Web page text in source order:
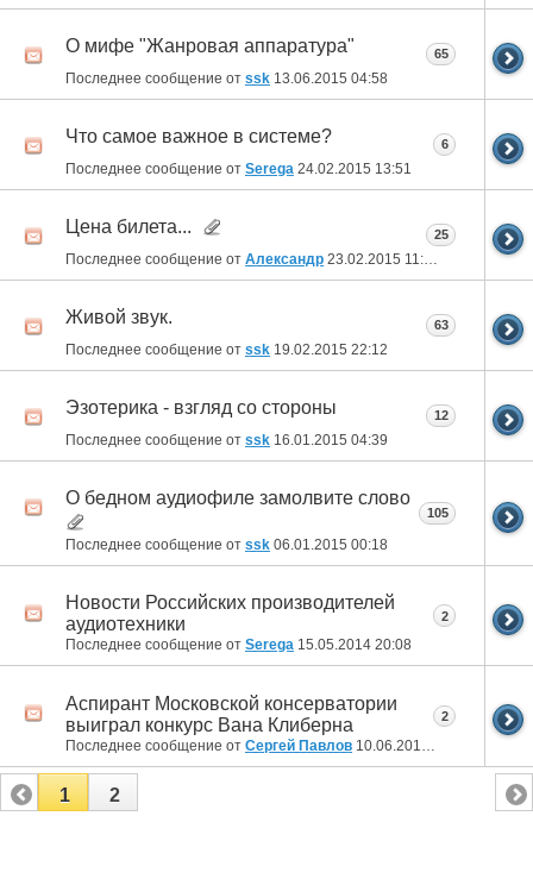
О мифе "Жанровая аппаратура"
Последнее сообщение от ssk 13.06.2015 04:58
65
Что самое важное в системе?
Последнее сообщение от Serega 24.02.2015 13:51
6
Цена билета...
Последнее сообщение от Александр 23.02.2015 11:22
25
Живой звук.
Последнее сообщение от ssk 19.02.2015 22:12
63
Эзотерика - взгляд со стороны
Последнее сообщение от ssk 16.01.2015 04:39
12
О бедном аудиофиле замолвите слово
Последнее сообщение от ssk 06.01.2015 00:18
105
Новости Российских производителей
аудиотехники
Последнее сообщение от Serega 15.05.2014 20:08
2
Аспирант Московской консерватории
выиграл конкурс Вана Клиберна
Последнее сообщение от Сергей Павлов 10.06.2013
2
1 2